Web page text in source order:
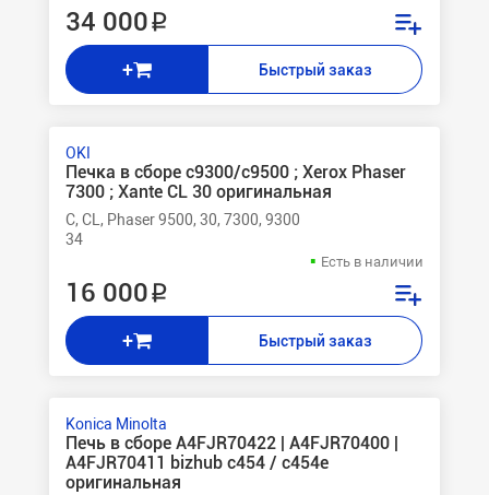
34 000 ₽
+ Быстрый заказ
OKI
Печка в сборе c9300/c9500 ; Xerox Phaser
7300 ; Xante CL 30 оригинальная
C, CL, Phaser 9500, 30, 7300, 9300
34
Есть в наличии
16 000 ₽
+ Быстрый заказ
Konica Minolta
Печь в сборе A4FJR70422 | A4FJR70400 |
A4FJR70411 bizhub c454 / c454e
оригинальная